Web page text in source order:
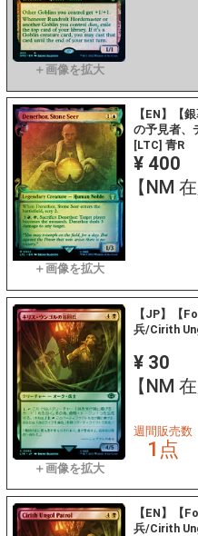
【EN】【
の予見者、
[LTC] 青R
¥ 400
【NM
【JP】【
兵/Cirith
¥ 30
【NM
週間販売数
1点
【EN】【
兵/Cirith